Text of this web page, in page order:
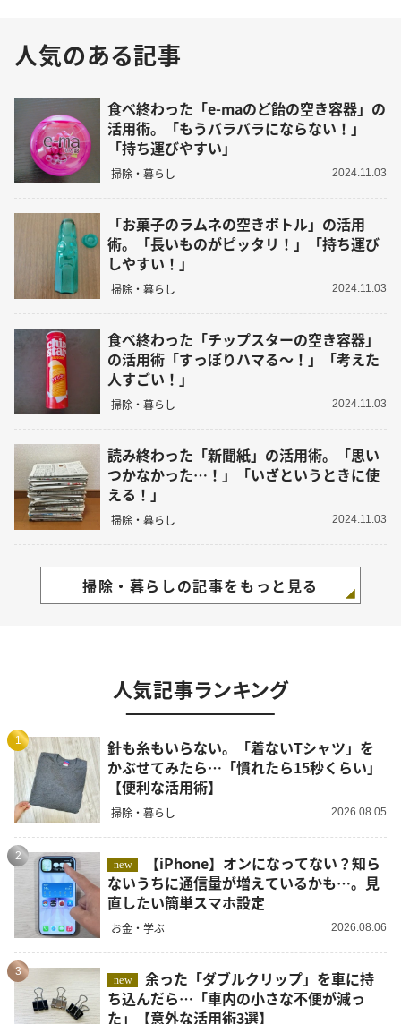
人気のある記事
食べ終わった「e-maのど飴の空き容器」の
活用術。「もうバラバラにならない！」
「持ち運びやすい」
掃除・暮らし 2024.11.03
「お菓子のラムネの空きボトル」の活用
術。「長いものがピッタリ！」「持ち運び
しやすい！」
掃除・暮らし 2024.11.03
食べ終わった「チップスターの空き容器」
の活用術「すっぽりハマる～！」「考えた
人すごい！」
掃除・暮らし 2024.11.03
読み終わった「新聞紙」の活用術。「思い
つかなかった…！」「いざというときに使
える！」
掃除・暮らし 2024.11.03
掃除・暮らしの記事をもっと見る
人気記事ランキング
1
針も糸もいらない。「着ないTシャツ」を
かぶせてみたら…「慣れたら15秒くらい」
【便利な活用術】
掃除・暮らし 2026.08.05
2
new
ないうちに通信量が増えているかも…。見
直したい簡単スマホ設定
お金・学ぶ 2026.08.06
3
new
余った「ダブルクリップ」を車に持
ち込んだら…「車内の小さな不便が減っ
た」【意外な活用術3選】